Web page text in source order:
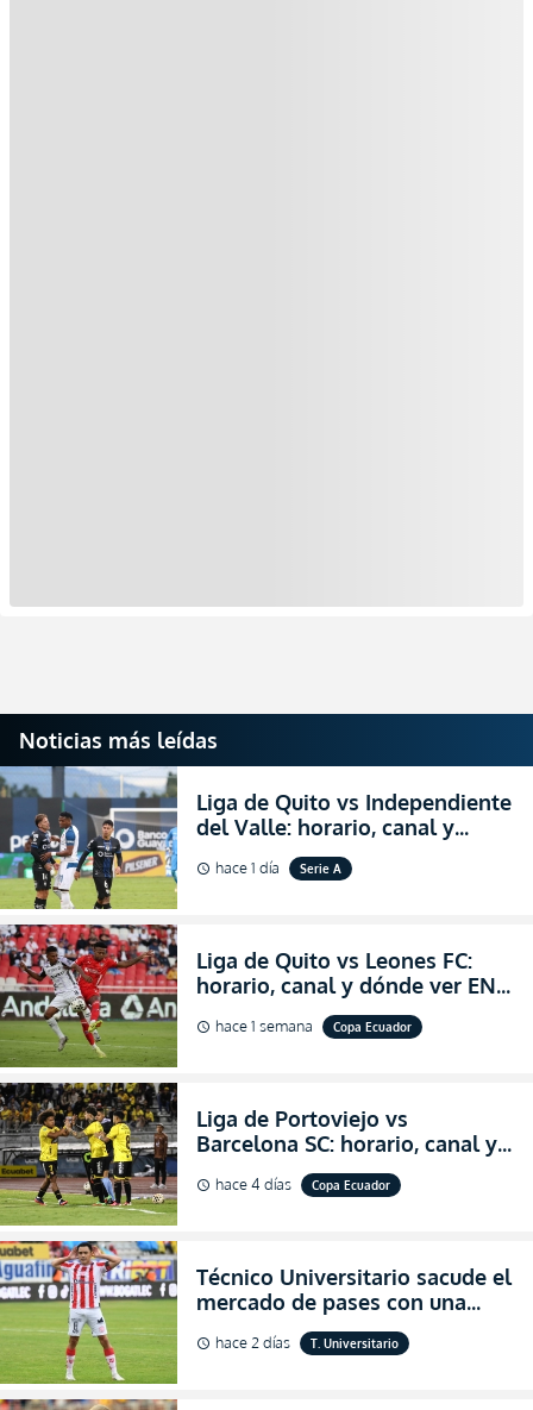
Noticias más leídas
Liga de Quito vs Independiente
del Valle: horario, canal y
dónde ver EN VIVO el
partidazo por la fecha 24 de la
schedule hace 1 día Serie A
Liga de Quito vs Leones FC:
horario, canal y dónde ver EN
VIVO los octavos de final de la
Copa Ecuador 2026
schedule hace 1 semana Copa Ecuador
Liga de Portoviejo vs
Barcelona SC: horario, canal y
dónde ver EN VIVO los octavos
de final de la Copa Ecuador
schedule hace 4 días Copa Ecuador
Técnico Universitario sacude el
mercado de pases con una
verdadera revolución para
asegurar la permanencia
schedule hace 2 días T. Universitario